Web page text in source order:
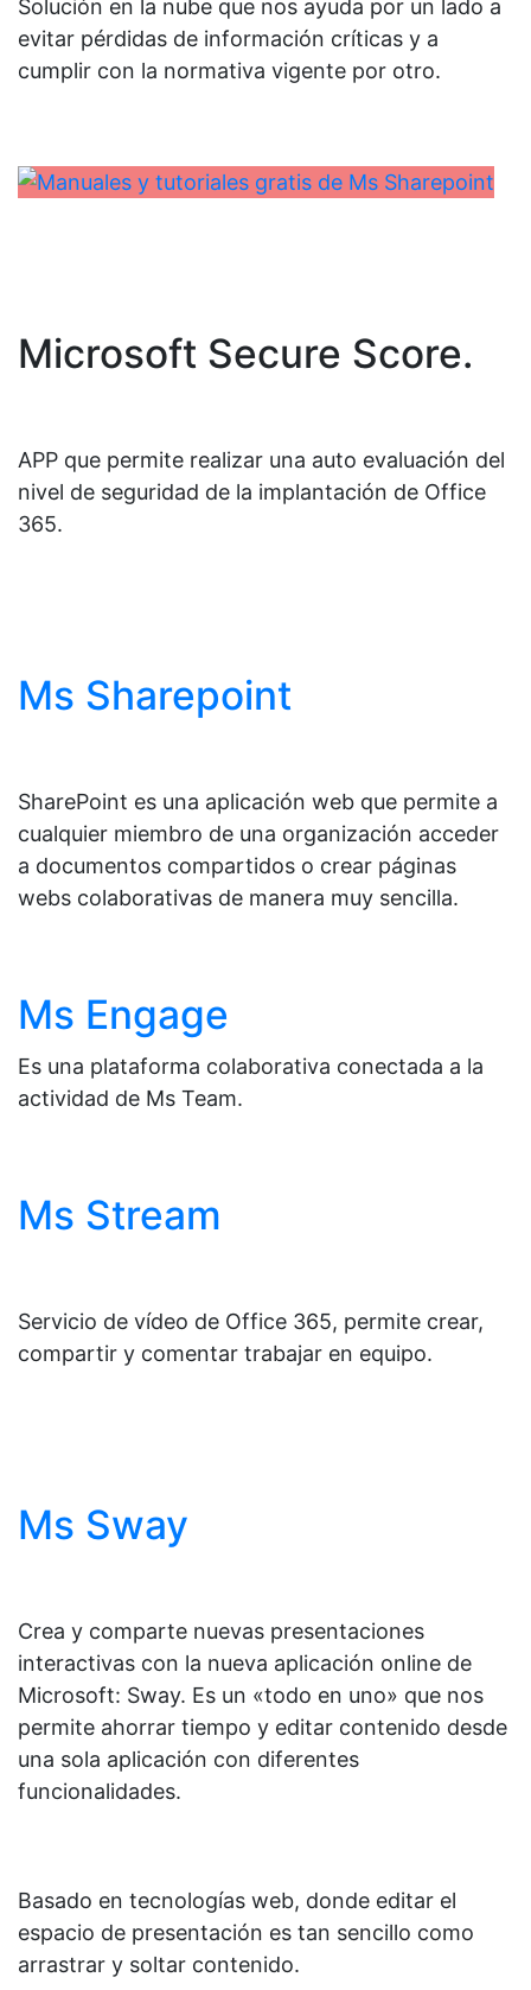
Solución en la nube que nos ayuda por un lado a
evitar pérdidas de información críticas y a
cumplir con la normativa vigente por otro.
Microsoft Secure Score.
APP que permite realizar una auto evaluación del
nivel de seguridad de la implantación de Office
365.
Ms Sharepoint
SharePoint es una aplicación web que permite a
cualquier miembro de una organización acceder
a documentos compartidos o crear páginas
webs colaborativas de manera muy sencilla.
Ms Engage
Es una plataforma colaborativa conectada a la
actividad de Ms Team.
Ms Stream
Servicio de vídeo de Office 365, permite crear,
compartir y comentar trabajar en equipo.
Ms Sway
Crea y comparte nuevas presentaciones
interactivas con la nueva aplicación online de
Microsoft: Sway. Es un «todo en uno» que nos
permite ahorrar tiempo y editar contenido desde
una sola aplicación con diferentes
funcionalidades.
Basado en tecnologías web, donde editar el
espacio de presentación es tan sencillo como
arrastrar y soltar contenido.